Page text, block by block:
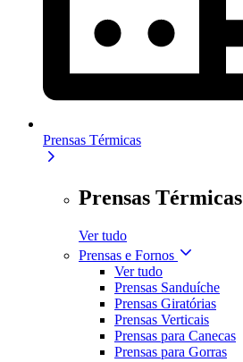
Prensas Térmicas
Prensas Térmicas
Ver tudo
Prensas e Fornos
Ver tudo
Prensas Sanduíche
Prensas Giratórias
Prensas Verticais
Prensas para Canecas
Prensas para Gorras